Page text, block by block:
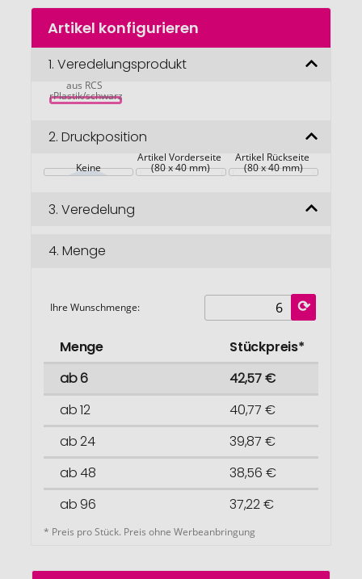
Zum
Anfang
Bildgalerie
Artikel konfigurieren
1. Veredelungsprodukt
tragbare
aus RCS
rPlastik/schwarz
2. Druckposition
Keine
Artikel Vorderseite
(80 x 40 mm)
Artikel Rückseite
(80 x 40 mm)
3. Veredelung
4. Menge
Ihre Wunschmenge:
Menge
Stückpreis*
ab 6
42,57 €
ab 12
40,77 €
ab 24
39,87 €
ab 48
38,56 €
ab 96
37,22 €
* Preis pro Stück. Preis ohne Werbeanbringung